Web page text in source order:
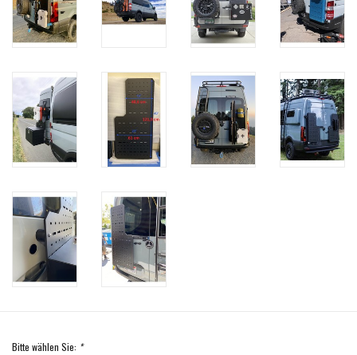
Bitte wählen Sie: *